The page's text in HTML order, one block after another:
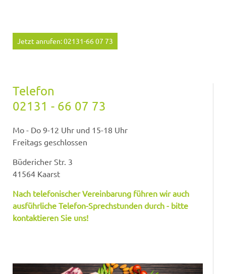
Jetzt anrufen: 02131-66 07 73
Telefon
02131 - 66 07 73
Mo - Do 9-12 Uhr und 15-18 Uhr
Freitags geschlossen
Büdericher Str. 3
41564 Kaarst
Nach telefonischer Vereinbarung führen wir auch
ausführliche Telefon-Sprechstunden durch - bitte
kontaktieren Sie uns!